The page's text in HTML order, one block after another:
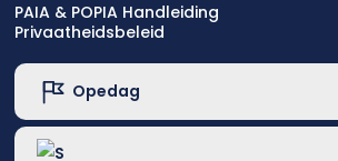
PAIA & POPIA Handleiding
Privaatheidsbeleid
Opedag